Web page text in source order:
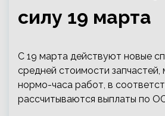
силу 19 марта
С 19 марта действуют новые
средней стоимости запчастей,
нормо-часа работ, в
рассчитываются выплаты по